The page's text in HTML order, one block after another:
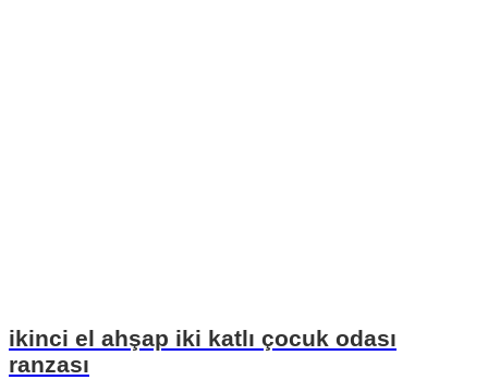
ikinci el ahşap iki katlı çocuk odası
ranzası